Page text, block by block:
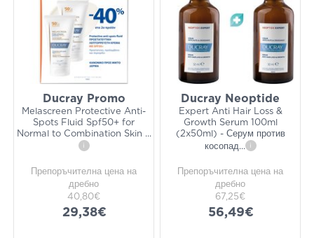
Ducray Promo
Melascreen Protective Anti-
Spots Fluid Spf50+ for
Normal to Combination Skin ...
i
Препоръчителна цена на
дребно
40,80€
29,38€
Ducray Neoptide
Expert Anti Hair Loss &
Growth Serum 100ml
(2x50ml) - Серум против
косопад... i
Препоръчителна цена на
дребно
67,25€
56,49€